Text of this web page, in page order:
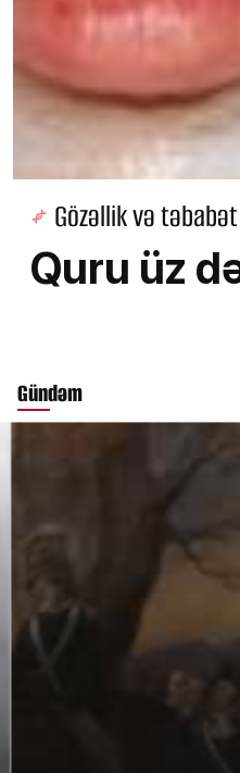
Gözəllik və təbabət
Quru üz
Gündəm